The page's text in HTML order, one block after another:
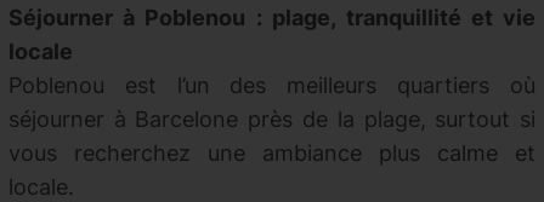
Séjourner à Poblenou : plage, tranquillité et vie
locale
Poblenou est l’un des meilleurs quartiers où
séjourner à Barcelone près de la plage, surtout si
vous recherchez une ambiance plus calme et
locale.